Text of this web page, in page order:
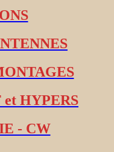
HYPERS
- CW